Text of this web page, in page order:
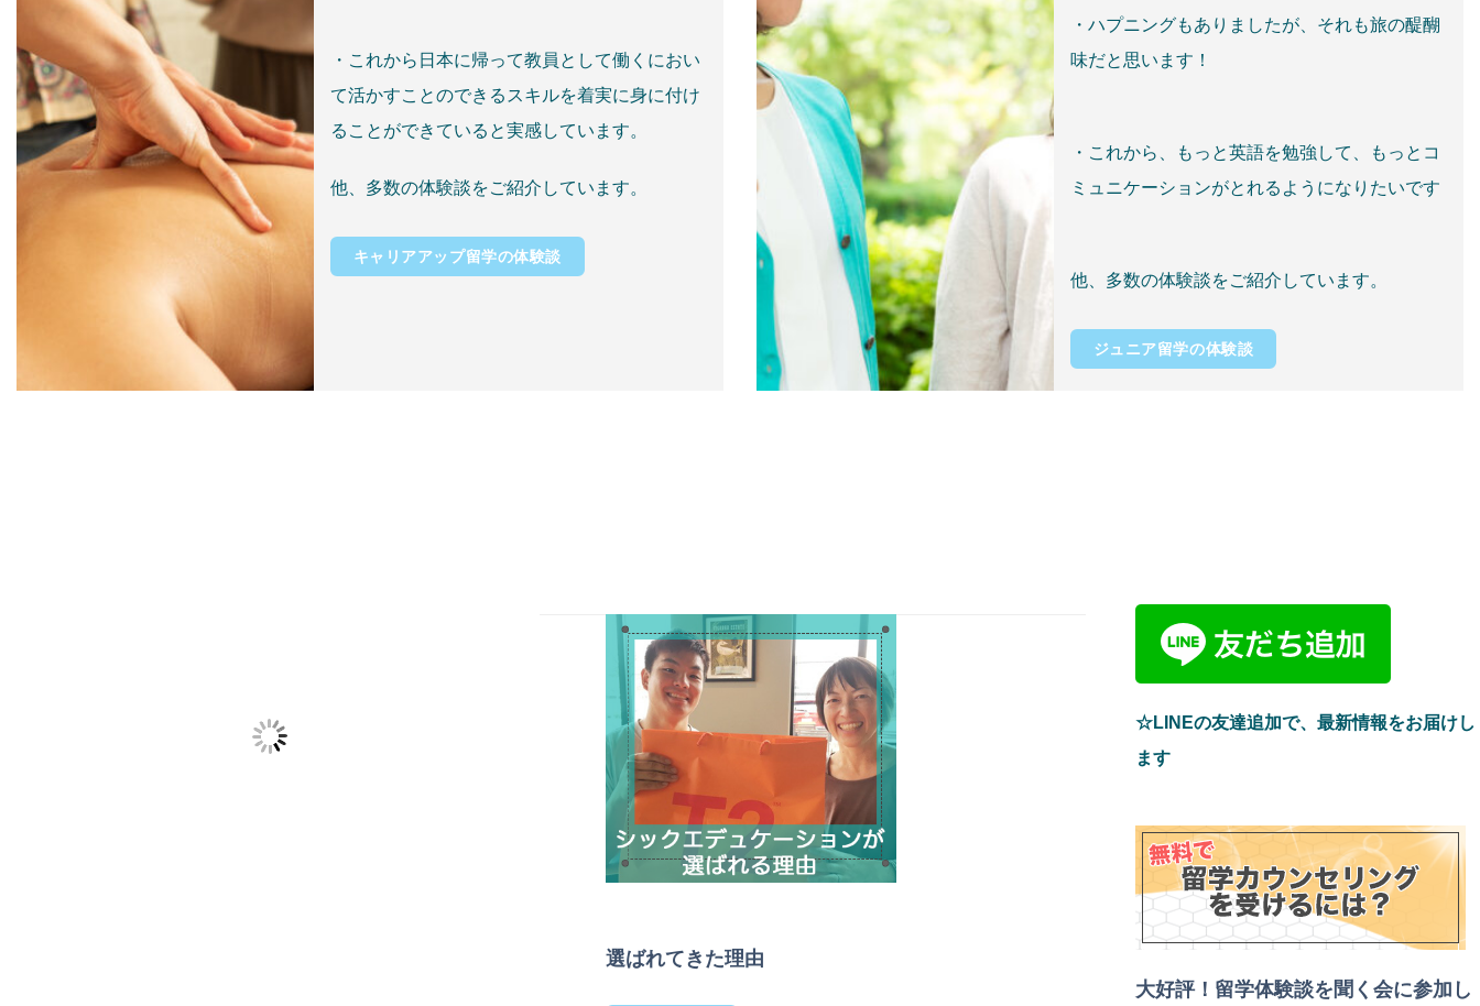
・これから日本に帰って教員として働くにおい
て活かすことのできるスキルを着実に身に付け
ることができていると実感しています。
他、多数の体験談をご紹介しています。
キャリアアップ留学の体験談
・ハプニングもありましたが、それも旅の醍醐
味だと思います！
・これから、もっと英語を勉強して、もっとコ
ミュニケーションがとれるようになりたいです
他、多数の体験談をご紹介しています。
ジュニア留学の体験談
選ばれてきた理由
☆LINEの友達追加で、最新情報をお届けし
ます
大好評！留学体験談を聞く会に参加し